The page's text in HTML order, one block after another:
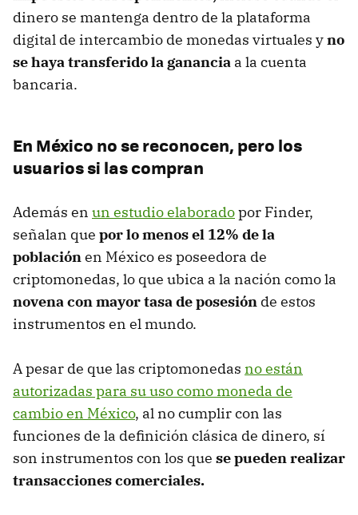
dinero se mantenga dentro de la plataforma
digital de intercambio de monedas virtuales yno
se haya transferido la ganancia a la cuenta
bancaria.
En México no se reconocen, pero los
usuarios si las compran
Además en un estudio elaboradopor Finder,
señalan que por lo menos el 12% de la
poblaciónen México es poseedora de
criptomonedas, lo que ubica a la nación como la
novena con mayor tasa de posesión de estos
instrumentos en el mundo.
A pesar de que las criptomonedas no están
autorizadas para su uso como moneda de
cambio en México, al no cumplir con las
funciones de la definición clásica de dinero, sí
son instrumentos con los que se pueden realizar
transacciones comerciales.